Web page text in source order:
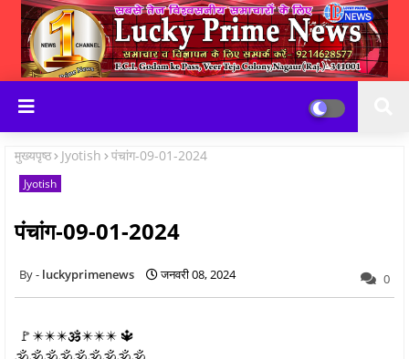
मुख्यपृष्ठ Jyotish पंचांग-09-01-2024
Jyotish
पंचांग-09-01-2024
luckyprimenews जनवरी 08, 2024 0
🚩✴️✴️✴️🕉️✴️✴️✴️ 🔱
🕉️🕉️🕉️🕉️🕉️🕉️🕉️🕉️🕉️